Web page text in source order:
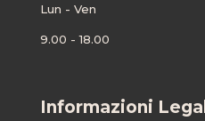
Lun - Ven
9.00 - 18.00
Informazioni